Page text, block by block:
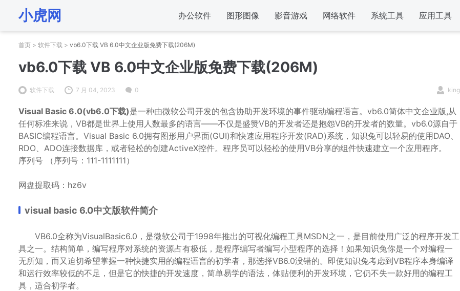
小虎网 办公软件 图形图像 影音游戏 网络软件 系统工具 应用工具
首页 > 软件下载 > vb6.0下载 VB 6.0中文企业版免费下载(206M)
vb6.0下载 VB 6.0中文企业版免费下载(206M)
软件下载 7 月 04, 2023 0 king
Visual Basic 6.0(vb6.0下载)是一种由微软公司开发的包含协助开发环境的事件驱动编程语言。vb6.0简体中文企业版,从
任何标准来说，VB都是世界上使用人数最多的语言——不仅是盛赞VB的开发者还是抱怨VB的开发者的数量。vb6.0源自于
BASIC编程语言。Visual Basic 6.0拥有图形用户界面(GUI)和快速应用程序开发(RAD)系统，知识兔可以轻易的使用DAO、
RDO、ADO连接数据库，或者轻松的创建ActiveX控件。程序员可以轻松的使用VB分享的组件快速建立一个应用程序。
序列号 （序列号：111-1111111）
网盘提取码：hz6v
visual basic 6.0中文版软件简介
VB6.0全称为VisualBasic6.0，是微软公司于1998年推出的可视化编程工具MSDN之一，是目前使用广泛的程序开发工
具之一。结构简单，编写程序对系统的资源占有极低，是程序编写者编写小型程序的选择！如果知识兔你是一个对编程一
无所知，而又迫切希望掌握一种快捷实用的编程语言的初学者，那选择VB6.0没错的。即使知识兔考虑到VB程序本身编译
和运行效率较低的不足，但是它的快捷的开发速度，简单易学的语法，体贴便利的开发环境，它仍不失一款好用的编程工
具，适合初学者。